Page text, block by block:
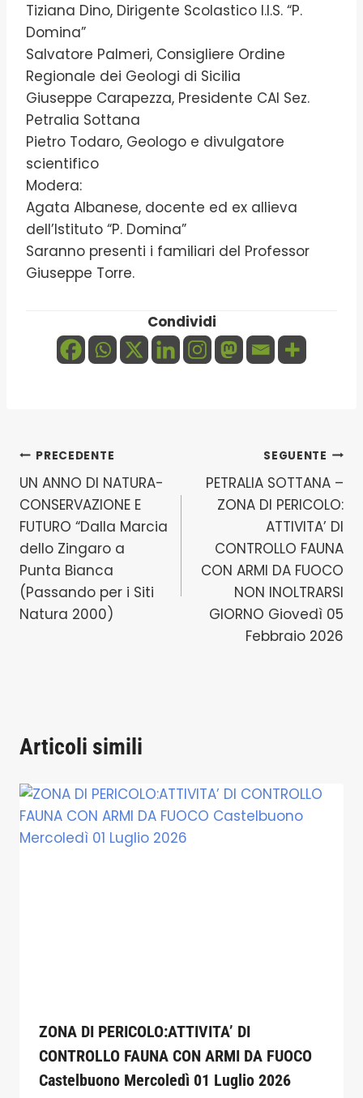
Tiziana Dino, Dirigente Scolastico I.I.S. “P.
Domina”
Salvatore Palmeri, Consigliere Ordine
Regionale dei Geologi di Sicilia
Giuseppe Carapezza, Presidente CAI Sez.
Petralia Sottana
Pietro Todaro, Geologo e divulgatore
scientifico
Modera:
Agata Albanese, docente ed ex allieva
dell’Istituto “P. Domina”
Saranno presenti i familiari del Professor
Giuseppe Torre.
Condividi
Navigazione
articoli
PRECEDENTE
UN ANNO DI NATURA-
CONSERVAZIONE E
FUTURO “Dalla Marcia
dello Zingaro a
Punta Bianca
(Passando per i Siti
Natura 2000)
SEGUENTE
PETRALIA SOTTANA –
ZONA DI PERICOLO:
ATTIVITA’ DI
CONTROLLO FAUNA
CON ARMI DA FUOCO
NON INOLTRARSI
GIORNO Giovedì 05
Febbraio 2026
Articoli simili
ZONA DI PERICOLO:ATTIVITA’ DI
CONTROLLO FAUNA CON ARMI DA FUOCO
Castelbuono Mercoledì 01 Luglio 2026